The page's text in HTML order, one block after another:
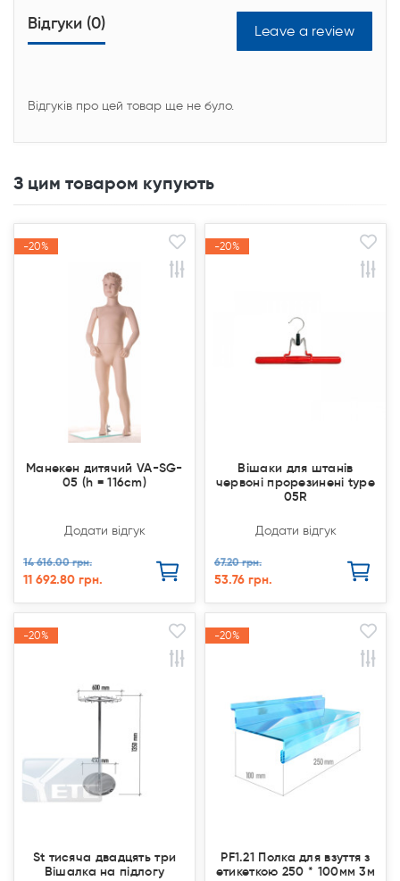
Відгуки (0) Leave a review
Відгуків про цей товар ще не було.
З цим товаром купують
-20%
-20%
Манекен дитячий VA-SG-
05 (h = 116cm)
Додати відгук
14 616.00 грн.
11 692.80 грн.
-20%
-20%
Вішаки для штанів
червоні прорезинені type
05R
Додати відгук
67.20 грн.
53.76 грн.
-20%
-20%
St тисяча двадцять три
Вішалка на підлогу
-20%
-20%
PF1.21 Полка для взуття з
етикеткою 250 * 100мм 3м